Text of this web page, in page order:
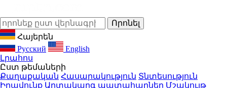
Հայերեն
Русский
English
Լրահոս
Ըստ թեմաների
Քաղաքական Հասարակություն Տնտեսություն
Իրավունք Արտակարգ պատահարներ Մշակույթ